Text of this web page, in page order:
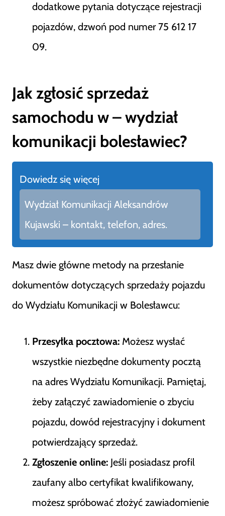
dodatkowe pytania dotyczące rejestracji
pojazdów, dzwoń pod numer 75 612 17
09.
Jak zgłosić sprzedaż
samochodu w – wydział
komunikacji bolesławiec?
Dowiedz się więcej
Wydział Komunikacji Aleksandrów
Kujawski – kontakt, telefon, adres.
Masz dwie główne metody na przesłanie
dokumentów dotyczących sprzedaży pojazdu
do Wydziału Komunikacji w Bolesławcu:
Przesyłka pocztowa: Możesz wysłać
wszystkie niezbędne dokumenty pocztą
na adres Wydziału Komunikacji. Pamiętaj,
żeby załączyć zawiadomienie o zbyciu
pojazdu, dowód rejestracyjny i dokument
potwierdzający sprzedaż.
Zgłoszenie online: Jeśli posiadasz profil
zaufany albo certyfikat kwalifikowany,
możesz spróbować złożyć zawiadomienie